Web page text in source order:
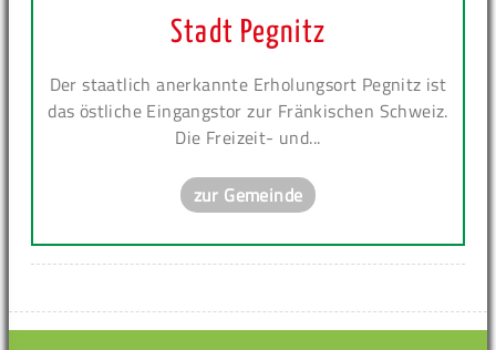
Stadt Pegnitz
Der staatlich anerkannte Erholungsort Pegnitz ist
das östliche Eingangstor zur Fränkischen Schweiz.
Die Freizeit- und...
zur Gemeinde